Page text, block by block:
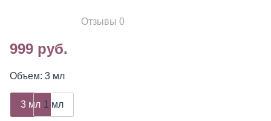
Отзывы 0
999 руб.
Объем: 3 мл
3 мл 1 мл